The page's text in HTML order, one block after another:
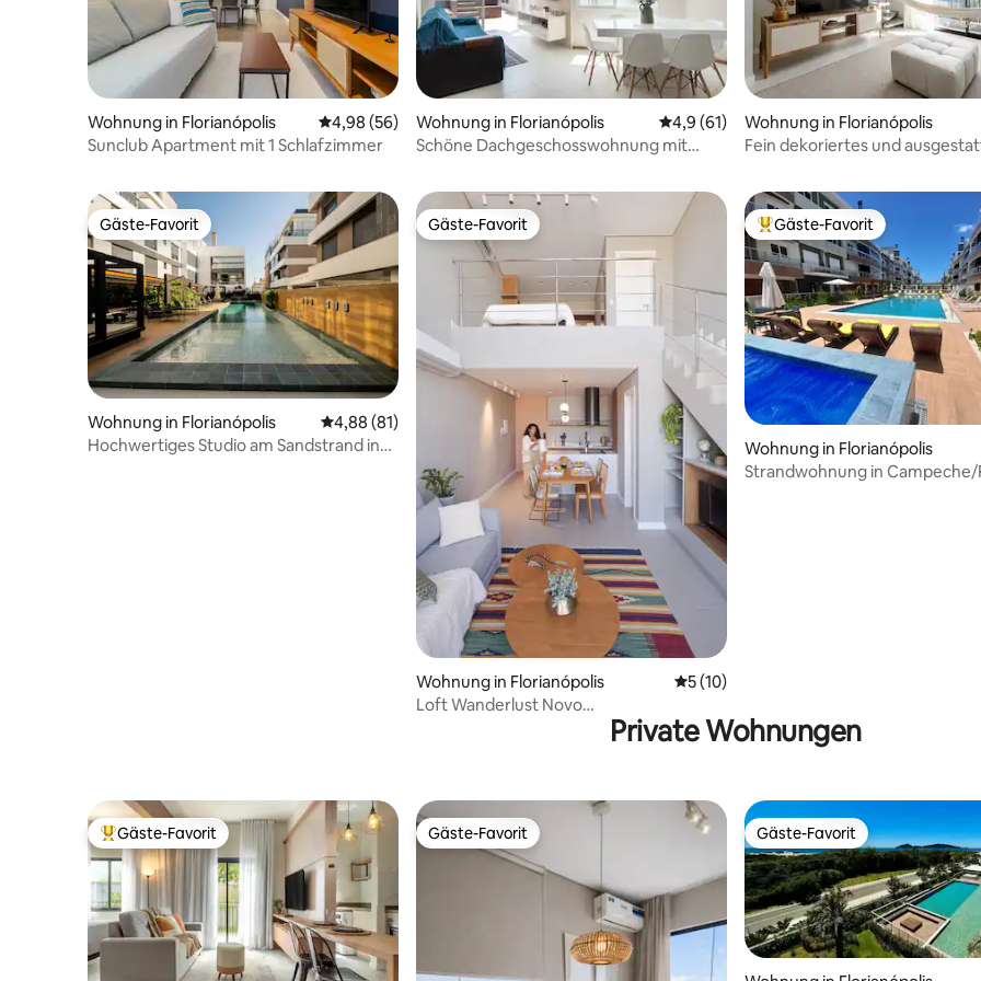
Wohnung in Florianópolis Durchschnittliche Bewertung: 4,98 von 5, 56 Bewertungen
4,98 (56)
Sunclub Apartment mit 1 Schlafzimmer
Wohnung in Florianópolis Durchschnittliche Bewertung: 4,9 von 5,
4,9 (61)
Schöne Dachgeschosswohnung mit
Wohnung in Florianópolis
Fein dekoriertes und
Gäste-Favorit
Gäste-Favorit
Wohnung in Florianópolis Durchschnittliche Bewertung: 4,88 von 5, 81 Bewertungen
4,88 (81)
Hochwertiges Studio am Sandstrand in
Gäste-Favorit
Gäste-Favorit
Wohnung in Florianópolis Durchschnittliche Bewertung: 5 von 5,
5 (10)
Loft Wanderlust Novo
Beliebter Gäste-Favorit.
Gäste-Favorit
Wohnung in Florianópolis
Strandwohnung in
Private Wohnungen
Beliebter Gäste-Favorit.
Gäste-Favorit Gäste-Favorit
Gäste-Favorit Gäste-Favorit
Gäste-Favorit